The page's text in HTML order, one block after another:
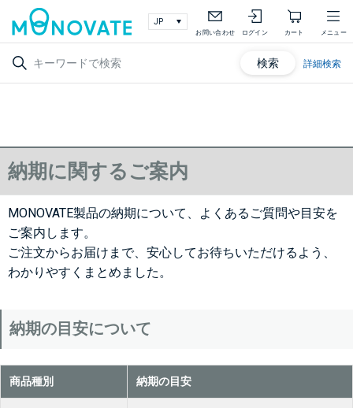
お問い合わせ ログイン カート メニュー
検索 詳細検索
納期に関するご案内
MONOVATE製品の納期について、よくあるご質問や目安を
ご案内します。
ご注文からお届けまで、安心してお待ちいただけるよう、
わかりやすくまとめました。
納期の目安について
商品種別 納期の目安